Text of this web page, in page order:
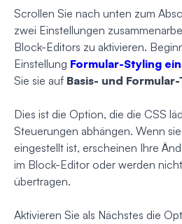
Scrollen Sie nach unten zum
zwei Einstellungen
Block-Editors zu aktivieren.
Einstellung Formular-Styling
Sie sie auf Basis- und
Dies ist die Option, die die CSS
Steuerungen abhängen. Wenn
eingestellt ist, erscheinen Ihre
im Block-Editor oder werden
übertragen.
Aktivieren Sie als Nächstes die